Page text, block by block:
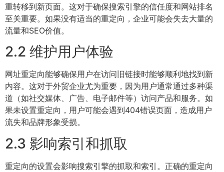
重转移到新页面。这对于确保搜索引擎的信任度和网站排名
至关重要。如果没有适当的重定向，企业可能会失去大量的
流量和SEO价值。
2.2 维护用户体验
网址重定向能够确保用户在访问旧链接时能够顺利地找到新
内容。这对于外贸企业尤为重要，因为用户通常通过多种渠
道（如社交媒体、广告、电子邮件等）访问产品和服务。如
果未设置重定向，用户可能会遇到404错误页面，造成用户
流失和品牌形象受损。
2.3 影响索引和抓取
重定向的设置会影响搜索引擎的抓取和索引。正确的重定向